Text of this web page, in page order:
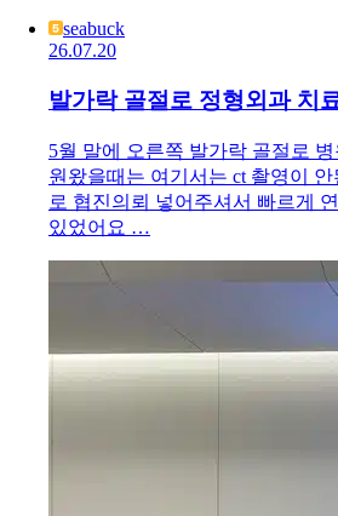
seabuck
26.07.20
발가락 골절로 정형외과 치
5월 말에 오른쪽 발가락 골절로
원왔을때는 여기서는 ct 촬영이
로 협진의뢰 넣어주셔서 빠르게
있었어요 …